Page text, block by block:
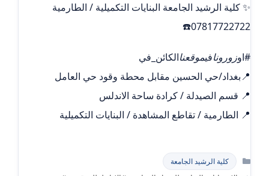
✨ كلية الرشيد الجامعة البنايات التكميلية / الطارمية
07817722722☎️
#اوزورونافيموقعناالكائن_في
📍بغداد/حي الحسين مقابل محطة وقود حي العامل
📍 قسم الصيدلة / كرادة ساحة الاندلس
📍 الطارمية / تقاطع المشاهدة / البنايات التكميلية
التصنيفات
كلية الرشيد الجامعة